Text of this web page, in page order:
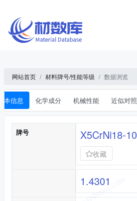
网站首页 材料牌号/性能等级 数据浏览
本信息 化学成分 机械性能 近似对照
基本信息
牌号 X5CrNi18-10
收藏
1.4301